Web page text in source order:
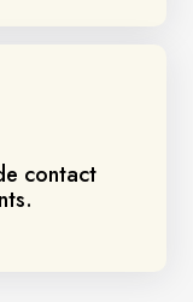
contact